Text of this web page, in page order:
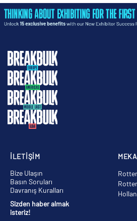
İLETİŞİM
Bize Ulaşın
Basın Soruları
Davranış Kuralları
Sizden haber almak
isteriz!